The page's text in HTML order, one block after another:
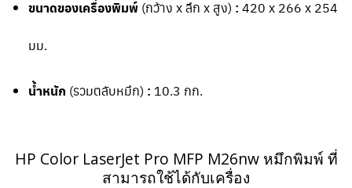
ขนาดของเครื่องพิมพ์ (กว้าง x ลึก x สูง) : 420 x 266 x 254
มม.
น้ำหนัก (รวมตลับหมึก) : 10.3 กก.
HP Color LaserJet Pro MFP M26nw หมึกพิมพ์ ที่
สามารถใช้ได้กับเครื่อง